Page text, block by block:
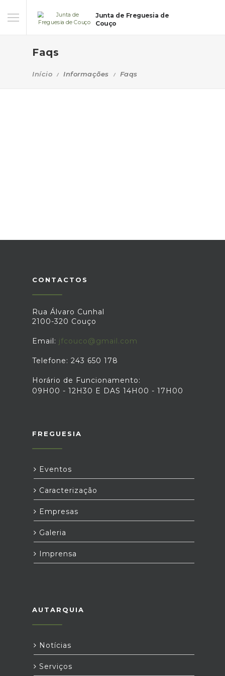
Junta de Freguesia de
Couço
Faqs
Início Informações Faqs
CONTACTOS
Rua Álvaro Cunhal
2100-320 Couço
Email: jfcouco@gmail.com
Telefone: 243 650 178
Horário de Funcionamento:
09H00 - 12H30 E DAS 14H00 - 17H00
FREGUESIA
Eventos
Caracterização
Empresas
Galeria
Imprensa
AUTARQUIA
Notícias
Serviços